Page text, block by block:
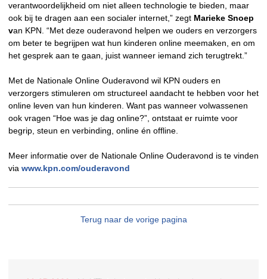
verantwoordelijkheid om niet alleen technologie te bieden, maar
ook bij te dragen aan een socialer internet,” zegt Marieke Snoep
van KPN. “Met deze ouderavond helpen we ouders en verzorgers
om beter te begrijpen wat hun kinderen online meemaken, en om
het gesprek aan te gaan, juist wanneer iemand zich terugtrekt.”
Met de Nationale Online Ouderavond wil KPN ouders en
verzorgers stimuleren om structureel aandacht te hebben voor het
online leven van hun kinderen. Want pas wanneer volwassenen
ook vragen “Hoe was je dag online?”, ontstaat er ruimte voor
begrip, steun en verbinding, online én offline.
Meer informatie over de Nationale Online Ouderavond is te vinden
via www.kpn.com/ouderavond
Terug naar de vorige pagina